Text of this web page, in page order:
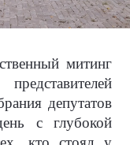
митинг
депутатов
с глубокой